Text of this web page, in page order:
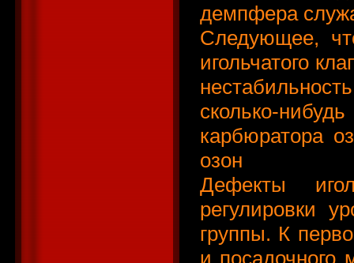
демпфера
Следующее,
игольчатого
сколько-
карбюратора
озон
Дефекты
регулировки
группы. К
и посадочного